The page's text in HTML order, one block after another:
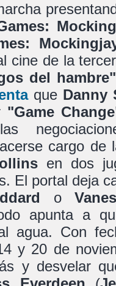
cine de la
del hambre"
que Danny
"Game
cargo de
en dos
El portal deja
o
apunta a
agua. Con
y 20 de
y desvelar